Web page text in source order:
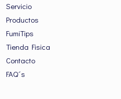
Servicio
Productos
FumiTips
Tienda Fisica
Contacto
FAQ´s